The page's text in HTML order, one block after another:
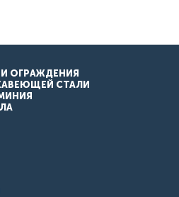
И ОГРАЖДЕНИЯ
СТАЛИ